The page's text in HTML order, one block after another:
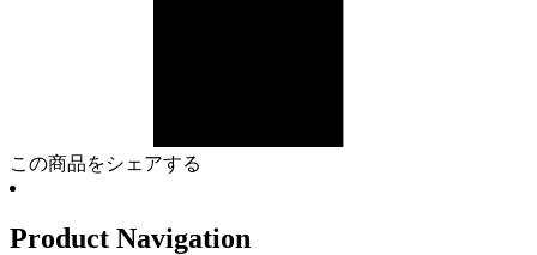
この商品をシェアする
Product Navigation